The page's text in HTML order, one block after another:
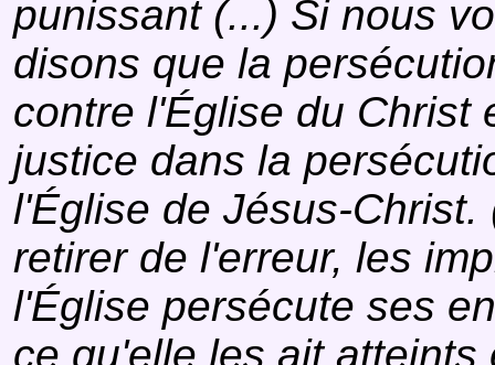
punissant (...) Si nous
disons que la
contre l'Église du Christ
justice dans la
l'Église de Jésus-
retirer de l'erreur, les
l'Église persécute ses
ce qu'elle les ait